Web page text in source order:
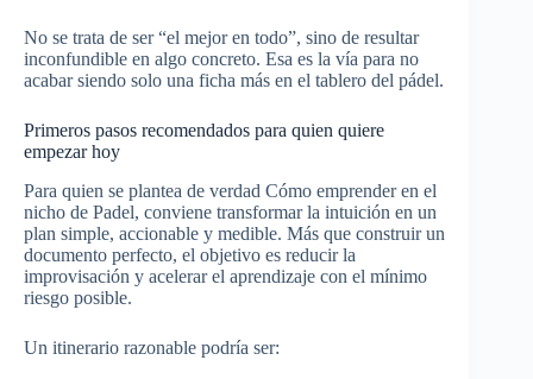
No se trata de ser “el mejor en todo”, sino de resultar
inconfundible en algo concreto. Esa es la vía para no
acabar siendo solo una ficha más en el tablero del pádel.​
Primeros pasos recomendados para quien quiere
empezar hoy
Para quien se plantea de verdad Cómo emprender en el
nicho de Padel, conviene transformar la intuición en un
plan simple, accionable y medible. Más que construir un
documento perfecto, el objetivo es reducir la
improvisación y acelerar el aprendizaje con el mínimo
riesgo posible.​
Un itinerario razonable podría ser: